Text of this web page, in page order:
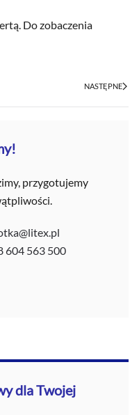
Do zobaczenia
NASTĘPNE
przygotujemy
604 563 500
dla Twojej